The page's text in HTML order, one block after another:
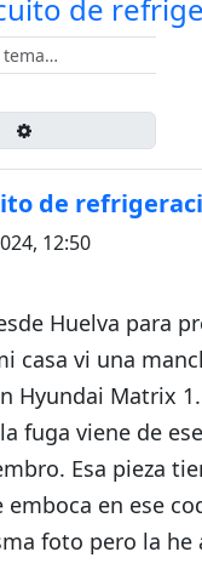
de
de
12:50
Huelva para
casa vi una
Hyundai Matrix
fuga viene de
Esa pieza
en ese
foto pero la